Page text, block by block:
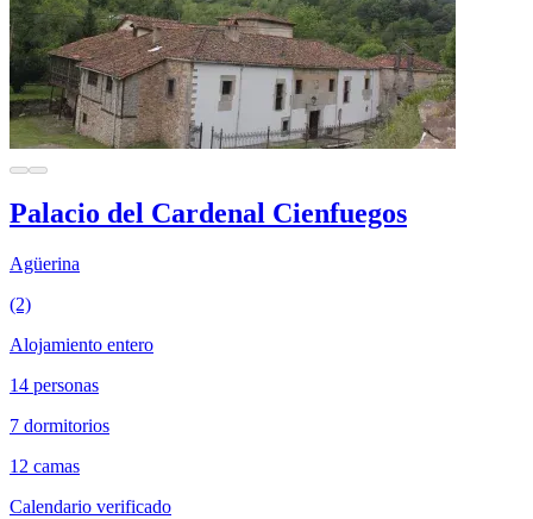
Palacio del Cardenal Cienfuegos
Agüerina
(2)
Alojamiento entero
14 personas
7 dormitorios
12 camas
Calendario verificado